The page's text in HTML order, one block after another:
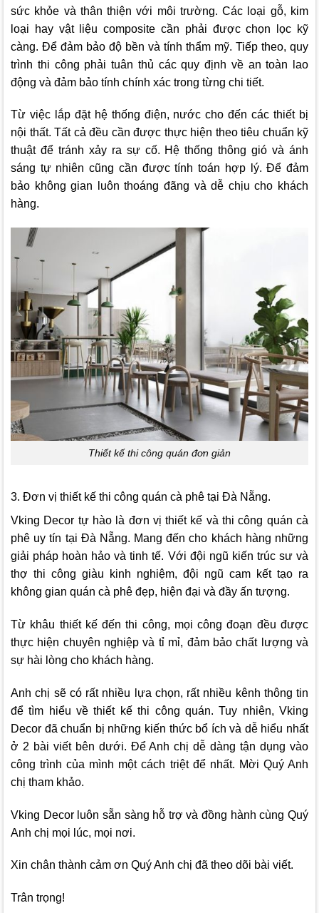
sức khỏe và thân thiện với môi trường. Các loại gỗ, kim
loại hay vật liệu composite cần phải được chọn lọc kỹ
càng. Để đảm bảo độ bền và tính thẩm mỹ. Tiếp theo, quy
trình thi công phải tuân thủ các quy định về an toàn lao
động và đảm bảo tính chính xác trong từng chi tiết.
Từ việc lắp đặt hệ thống điện, nước cho đến các thiết bị
nội thất. Tất cả đều cần được thực hiện theo tiêu chuẩn kỹ
thuật để tránh xảy ra sự cố. Hệ thống thông gió và ánh
sáng tự nhiên cũng cần được tính toán hợp lý. Để đảm
bảo không gian luôn thoáng đãng và dễ chịu cho khách
hàng.
Thiết kế thi công quán đơn giản
3. Đơn vị thiết kế thi công quán cà phê tại Đà Nẵng.
Vking Decor tự hào là đơn vị thiết kế và thi công quán cà
phê uy tín tại Đà Nẵng. Mang đến cho khách hàng những
giải pháp hoàn hảo và tinh tế. Với đội ngũ kiến trúc sư và
thợ thi công giàu kinh nghiệm, đội ngũ cam kết tạo ra
không gian quán cà phê đẹp, hiện đại và đầy ấn tượng.
Từ khâu thiết kế đến thi công, mọi công đoạn đều được
thực hiện chuyên nghiệp và tỉ mỉ, đảm bảo chất lượng và
sự hài lòng cho khách hàng.
Anh chị sẽ có rất nhiều lựa chọn, rất nhiều kênh thông tin
để tìm hiểu về thiết kế thi công quán. Tuy nhiên, Vking
Decor đã chuẩn bị những kiến thức bổ ích và dễ hiểu nhất
ở 2 bài viết bên dưới. Để Anh chị dễ dàng tận dụng vào
công trình của mình một cách triệt để nhất. Mời Quý Anh
chị tham khảo.
Vking Decor luôn sẵn sàng hỗ trợ và đồng hành cùng Quý
Anh chị mọi lúc, mọi nơi.
Xin chân thành cảm ơn Quý Anh chị đã theo dõi bài viết.
Trân trọng!